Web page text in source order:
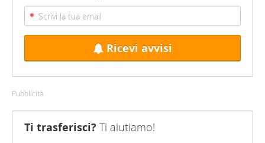
Ricevi avvisi
Pubblicità
Ti trasferisci? Ti aiutiamo!